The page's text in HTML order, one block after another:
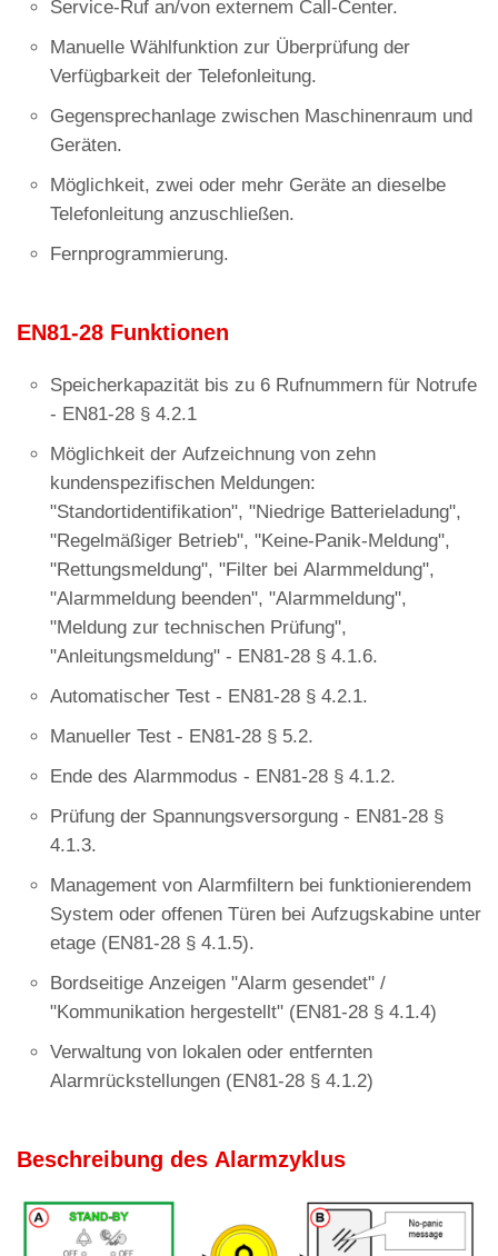
Service-Ruf an/von externem Call-Center.
Manuelle Wählfunktion zur Überprüfung der
Verfügbarkeit der Telefonleitung.
Gegensprechanlage zwischen Maschinenraum und
Geräten.
Möglichkeit, zwei oder mehr Geräte an dieselbe
Telefonleitung anzuschließen.
Fernprogrammierung.
EN81-28 Funktionen
Speicherkapazität bis zu 6 Rufnummern für Notrufe
- EN81-28 § 4.2.1
Möglichkeit der Aufzeichnung von zehn
kundenspezifischen Meldungen:
"Standortidentifikation", "Niedrige Batterieladung",
"Regelmäßiger Betrieb", "Keine-Panik-Meldung",
"Rettungsmeldung", "Filter bei Alarmmeldung",
"Alarmmeldung beenden", "Alarmmeldung",
"Meldung zur technischen Prüfung",
"Anleitungsmeldung" - EN81-28 § 4.1.6.
Automatischer Test - EN81-28 § 4.2.1.
Manueller Test - EN81-28 § 5.2.
Ende des Alarmmodus - EN81-28 § 4.1.2.
Prüfung der Spannungsversorgung - EN81-28 §
4.1.3.
Management von Alarmfiltern bei funktionierendem
System oder offenen Türen bei Aufzugskabine unter
etage (EN81-28 § 4.1.5).
Bordseitige Anzeigen "Alarm gesendet" /
"Kommunikation hergestellt" (EN81-28 § 4.1.4)
Verwaltung von lokalen oder entfernten
Alarmrückstellungen (EN81-28 § 4.1.2)
Beschreibung des Alarmzyklus